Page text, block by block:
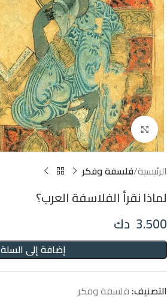
Click to enlarge
الرئيسية فلسفة وفكر
لماذا نقرأ الفلاسفة العرب؟
3.500 دك
إضافة إلى السلة
التصنيف: فلسفة وفكر